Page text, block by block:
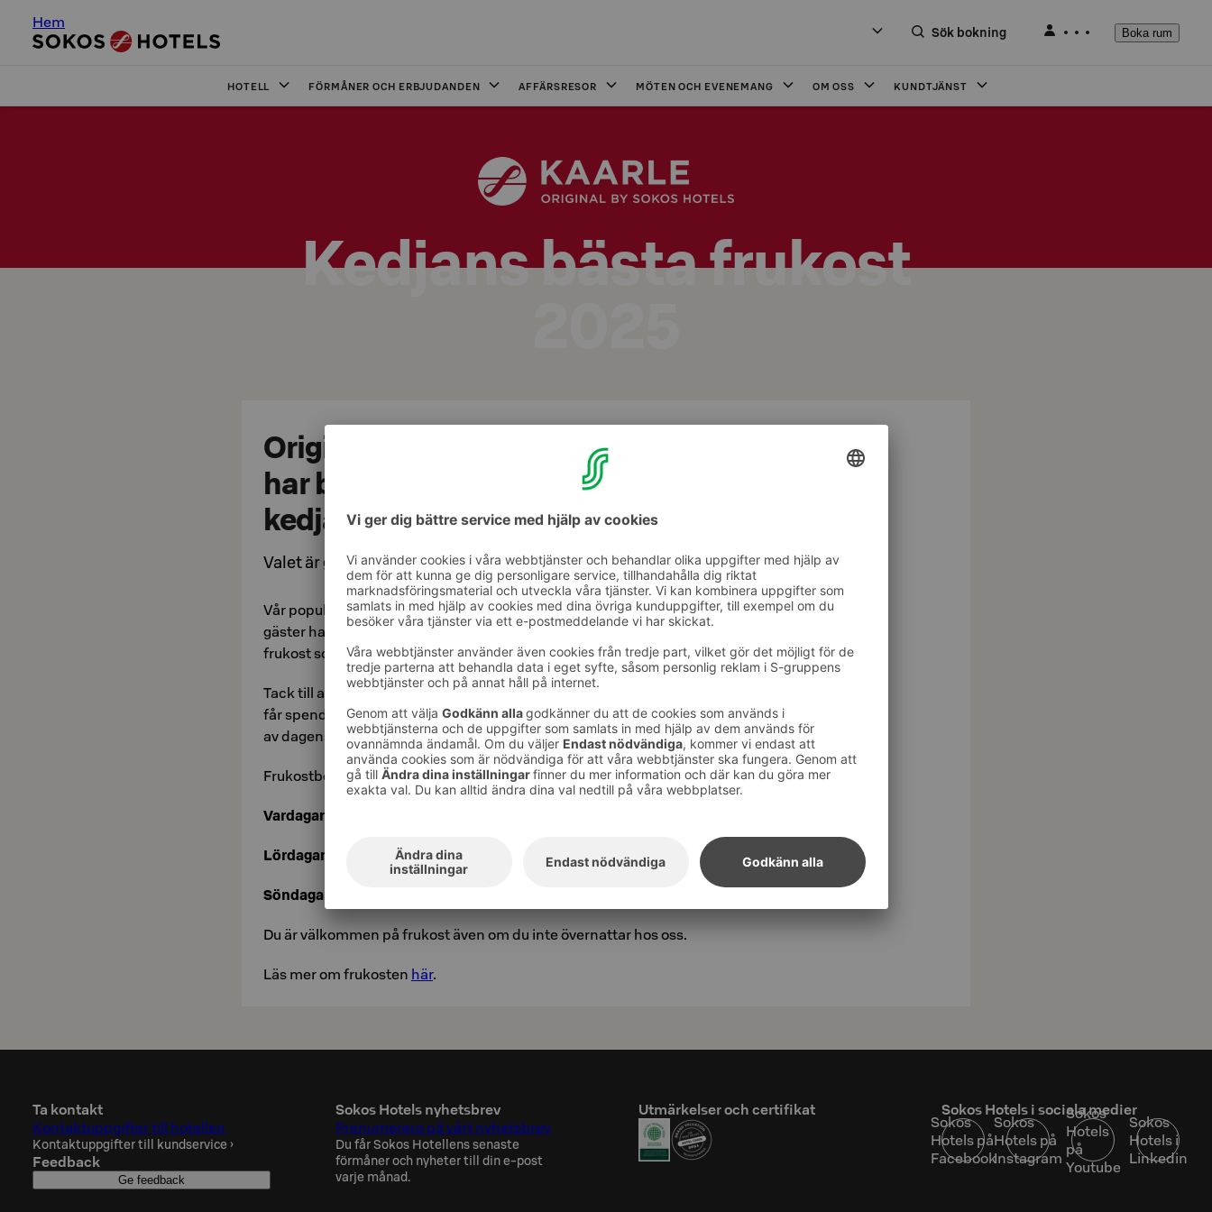
Hem
Sök bokning Boka rum
HOTELL FÖRMÅNER OCH ERBJUDANDEN AFFÄRSRESOR MÖTEN OCH EVENEMANG OM OSS KUNDTJÄNST
Kedjans bästa frukost
Original Sokos Hotel Kaarles frukost
har blivit vald till Sokos Hotels -
kedjans bästa frukost 2025!
Valet är gjort av hotellgästerna - tack ska ni ha, vilken stor ära!
Vår populära frukost har fått ett otroligt pris. Sokos Hotels -kedjans
gäster har gjort sitt val och röstat Original Sokos Hotel Kaarles
frukost som kedjans bästa år 2025.
Tack till alla som röstat. Vi jobbar hårt varje dag, för att våra gäster
får spendera an lugn stund i vår stämningsfulla frukostsal och njuta
av dagens bästa stund.
Frukostbordet är dukat:
Vardagar kl. 6-9.30
Lördagar kl. 6.30-11
Söndagar kl. 7.30-11
Du är välkommen på frukost även om du inte övernattar hos oss.
Läs mer om frukosten här.
Ta kontakt
Kontaktuppgifter till hotellen
Kontaktuppgifter till kundservice ›
Feedback
Ge feedback
Sokos Hotels nyhetsbrev
Prenumerera på vårt nyhetsbrev
Du får Sokos Hotellens senaste
förmåner och nyheter till din e-post
varje månad.
Utmärkelser och certifikat Sokos Hotels i sociala medier
Sokos
Hotels på
Facebook
Sokos
Hotels på
Instagram
Sokos
Hotels
på
Youtube
Sokos
Hotels i
Linkedin